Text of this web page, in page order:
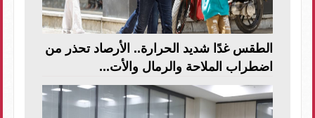
الطقس غدًا شديد الحرارة.. الأرصاد تحذر من
اضطراب الملاحة والرمال والأت...